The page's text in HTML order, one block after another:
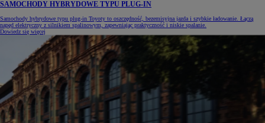
SAMOCHODY HYBRYDOWE TYPU PLUG-IN
Samochody hybrydowe typu plug-in Toyoty to oszczędność, bezemisyjna jazda i szybkie ładowanie. Łączą
napęd elektryczny z silnikiem spalinowym, zapewniając praktyczność i niskie spalanie.
Dowiedz się więcej